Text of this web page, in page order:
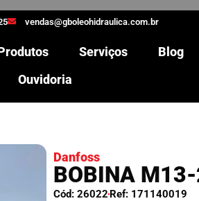
vendas@gboleohidraulica.com.br
Serviços Blog
Ouvidoria
Danfoss
BOBINA
Cód: 26022 Ref: 171140019